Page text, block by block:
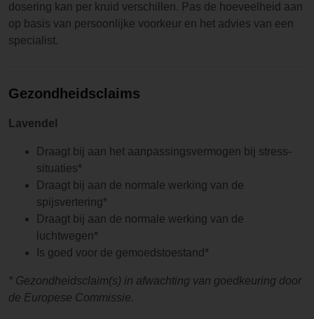
dosering kan per kruid verschillen. Pas de hoeveelheid aan
op basis van persoonlijke voorkeur en het advies van een
specialist.
Gezondheidsclaims
Lavendel
Draagt bij aan het aanpassingsvermogen bij stress-
situaties*
Draagt bij aan de normale werking van de
spijsvertering*
Draagt bij aan de normale werking van de
luchtwegen*
Is goed voor de gemoedstoestand*
* Gezondheidsclaim(s) in afwachting van goedkeuring door
de Europese Commissie.